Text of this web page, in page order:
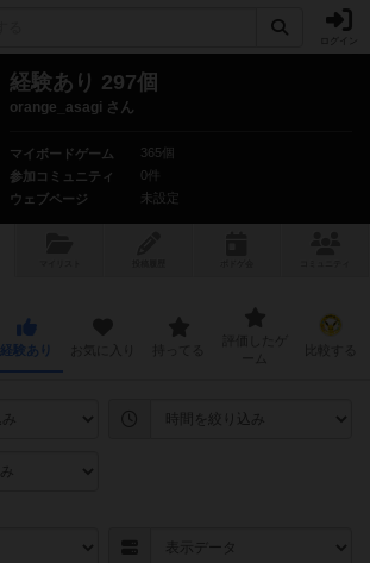
経験あり 297個
orange_asagi さん
マイボードゲーム
365個
参加コミュニティ
0件
ウェブページ
未設定
経験あり